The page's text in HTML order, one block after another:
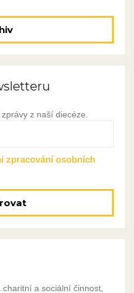
z naší diecéze.
zpracování osobních
a sociální činnost,